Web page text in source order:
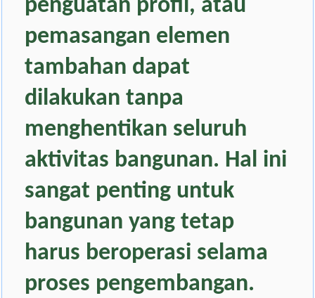
penguatan profil, atau
pemasangan elemen
tambahan dapat
dilakukan tanpa
menghentikan seluruh
aktivitas bangunan. Hal ini
sangat penting untuk
bangunan yang tetap
harus beroperasi selama
proses pengembangan.